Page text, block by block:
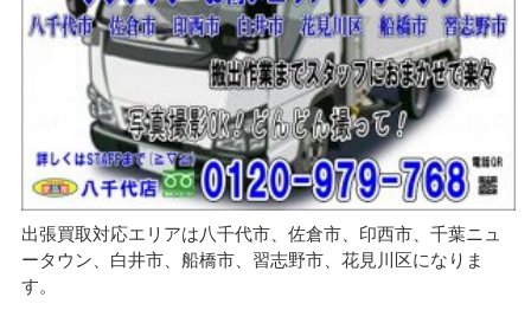
出張買取対応エリアは八千代市、佐倉市、印西市、千葉ニュ
ータウン、白井市、船橋市、習志野市、花見川区になりま
す。